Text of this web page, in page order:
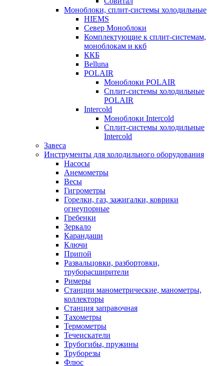
Моноблоки, сплит-системы холодильные
HIEMS
Север Моноблоки
Комплектующие к сплит-системам,
моноблокам и ккб
ККБ
Belluna
POLAIR
Моноблоки POLAIR
Сплит-системы холодильные
POLAIR
Intercold
Моноблоки Intercold
Сплит-системы холодильные
Intercold
Завеса
Инструменты для холодильного оборудования
Насосы
Анемометры
Весы
Гигрометры
Горелки, газ, зажигалки, коврики
огнеупорные
Гребенки
Зеркало
Карандаши
Ключи
Припой
Развальцовки, разбортовки,
труборасширители
Римеры
Станции манометрические, манометры,
коллекторы
Станция заправочная
Тахометры
Термометры
Течеискатели
Трубогибы, пружины
Труборезы
Флюс